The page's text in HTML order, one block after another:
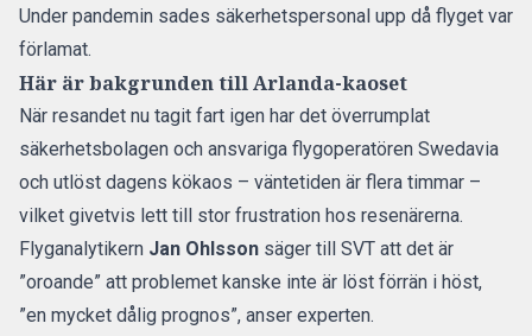
Under pandemin sades säkerhetspersonal upp då flyget var
förlamat.
Här är bakgrunden till Arlanda-kaoset
När resandet nu tagit fart igen har det överrumplat
säkerhetsbolagen och ansvariga flygoperatören Swedavia
och utlöst dagens kökaos – väntetiden är flera timmar –
vilket givetvis lett till stor frustration hos resenärerna.
Flyganalytikern Jan Ohlsson säger till SVT att det är
”oroande” att problemet kanske inte är löst förrän i höst,
”en mycket dålig prognos”, anser experten.